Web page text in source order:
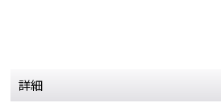
詳細